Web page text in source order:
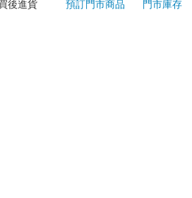
享有到貨7天的猶豫期（含例假
後進貨 預訂門市商品
門市庫存